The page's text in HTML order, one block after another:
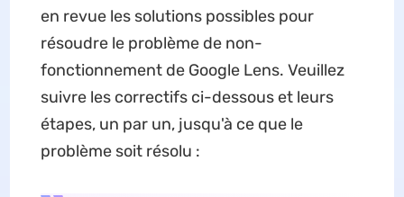
en revue les solutions possibles pour
résoudre le problème de non-
fonctionnement de Google Lens. Veuillez
suivre les correctifs ci-dessous et leurs
étapes, un par un, jusqu'à ce que le
problème soit résolu :